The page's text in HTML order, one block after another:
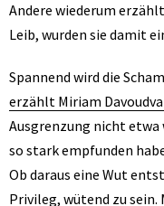
Andere wiederum
Leib, wurden sie damit
Spannend wird die
erzählt Miriam
Ausgrenzung nicht
so stark empfunden
Ob daraus eine Wut
Privileg, wütend zu sein.